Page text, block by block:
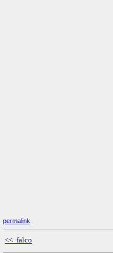
permalink
<< falco